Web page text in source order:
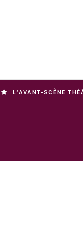
L’AVANT-SCÈNE